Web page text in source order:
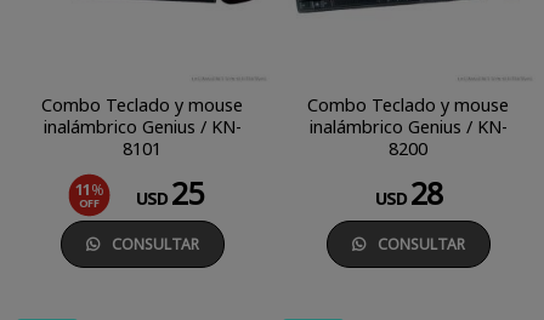
Combo Teclado y mouse
inalámbrico Genius / KN-
8101
11%
OFF USD 25
CONSULTAR
Combo Teclado y mouse
inalámbrico Genius / KN-
8200
USD 28
CONSULTAR